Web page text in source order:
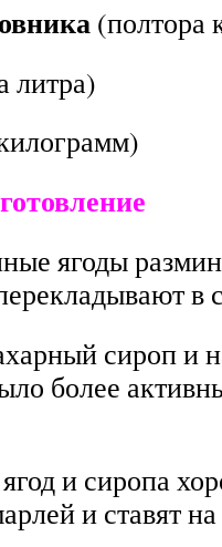
(полтора
литра)
ягоды
в
сироп и
более
и сиропа
и ставят